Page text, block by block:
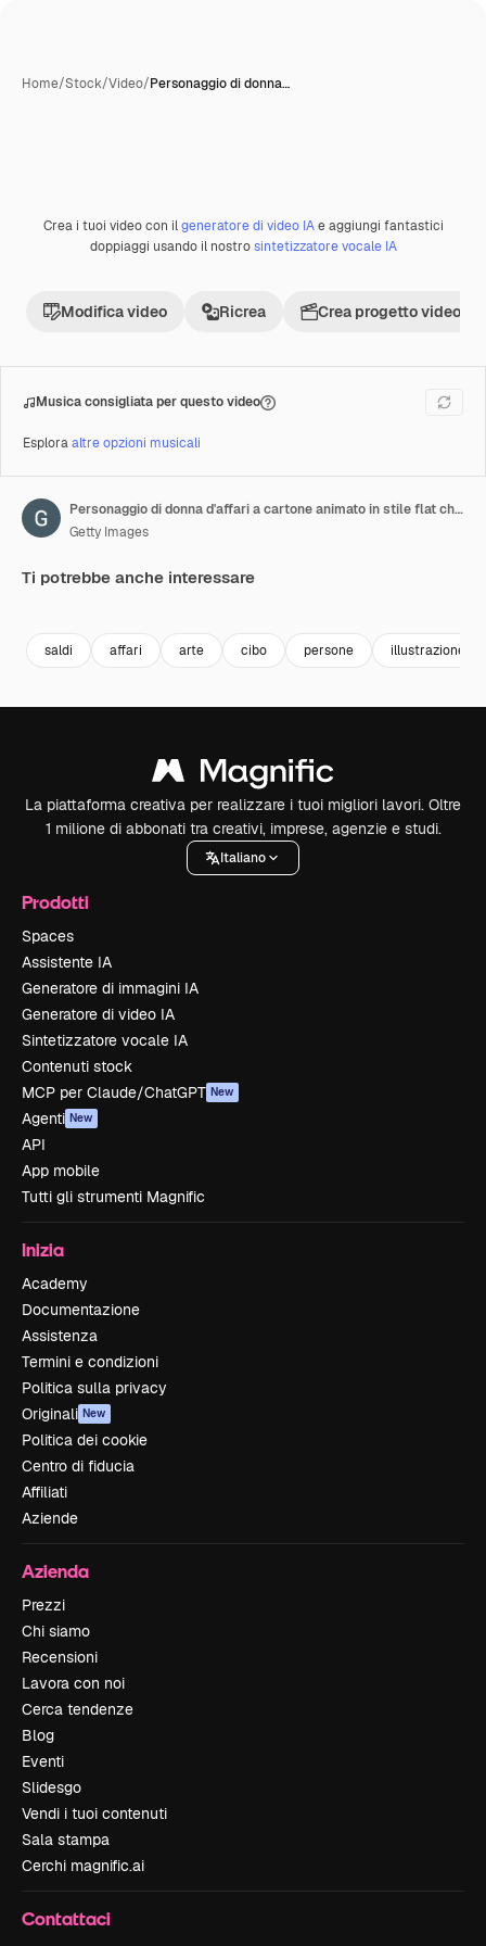
Home/Stock/Video/Personaggio di donna…
Premium
Crea i tuoi video con ilgeneratore di video IAe aggiungi fantastici
doppiaggi usando il nostrosintetizzatore vocale IA
Modifica video Ricrea Crea progetto video
Musica consigliata per questo video
Esploraaltre opzioni musicali
Personaggio di donna d'affari a cartone animato in stile flat che corre con animazione di carrello della spesa e merci
Getty Images
Ti potrebbe anche interessare
saldi affari arte cibo persone illustrazione
La piattaforma creativa per realizzare i tuoi migliori lavori. Oltre
1 milione di abbonati tra creativi, imprese, agenzie e studi.
Italiano
Prodotti
Spaces
Assistente IA
Generatore di immagini IA
Generatore di video IA
Sintetizzatore vocale IA
Contenuti stock
MCP per Claude/ChatGPT New
Agenti New
API
App mobile
Tutti gli strumenti Magnific
Inizia
Academy
Documentazione
Assistenza
Termini e condizioni
Politica sulla privacy
Originali New
Politica dei cookie
Centro di fiducia
Affiliati
Aziende
Azienda
Prezzi
Chi siamo
Recensioni
Lavora con noi
Cerca tendenze
Blog
Eventi
Slidesgo
Vendi i tuoi contenuti
Sala stampa
Cerchi magnific.ai
Contattaci